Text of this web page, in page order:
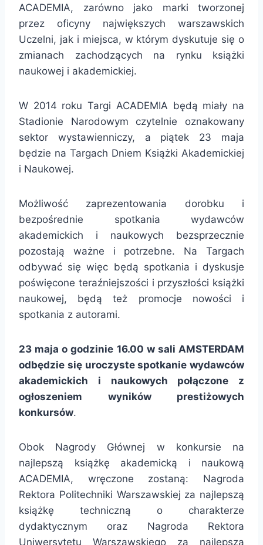
ACADEMIA, zarówno jako marki tworzonej
przez oficyny największych warszawskich
Uczelni, jak i miejsca, w którym dyskutuje się o
zmianach zachodzących na rynku książki
naukowej i akademickiej.
W 2014 roku Targi ACADEMIA będą miały na
Stadionie Narodowym czytelnie oznakowany
sektor wystawienniczy, a piątek 23 maja
będzie na Targach Dniem Książki Akademickiej
i Naukowej.
Możliwość zaprezentowania dorobku i
bezpośrednie spotkania wydawców
akademickich i naukowych bezsprzecznie
pozostają ważne i potrzebne. Na Targach
odbywać się więc będą spotkania i dyskusje
poświęcone teraźniejszości i przyszłości książki
naukowej, będą też promocje nowości i
spotkania z autorami.
23 maja o godzinie 16.00 w sali AMSTERDAM
odbędzie się uroczyste spotkanie wydawców
akademickich i naukowych połączone z
ogłoszeniem wyników prestiżowych
konkursów.
Obok Nagrody Głównej w konkursie na
najlepszą książkę akademicką i naukową
ACADEMIA, wręczone zostaną: Nagroda
Rektora Politechniki Warszawskiej za najlepszą
książkę techniczną o charakterze
dydaktycznym oraz Nagroda Rektora
Uniwersytetu Warszawskiego za najlepszą